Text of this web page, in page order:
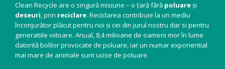
Clean Recycle are o singură misiune – o țară fără poluareși
deseuri, prin reciclare. Reciclarea contribuie la un mediu
înconjurător plăcut pentru noi și cei din jurul nostru dar si pentru
generatiile viitoare. Anual, 8,4 milioane de oameni mor în lume
datorită bolilor provocate de poluare, iar un numar exponential
mai mare de animale sunt ucise de poluare.